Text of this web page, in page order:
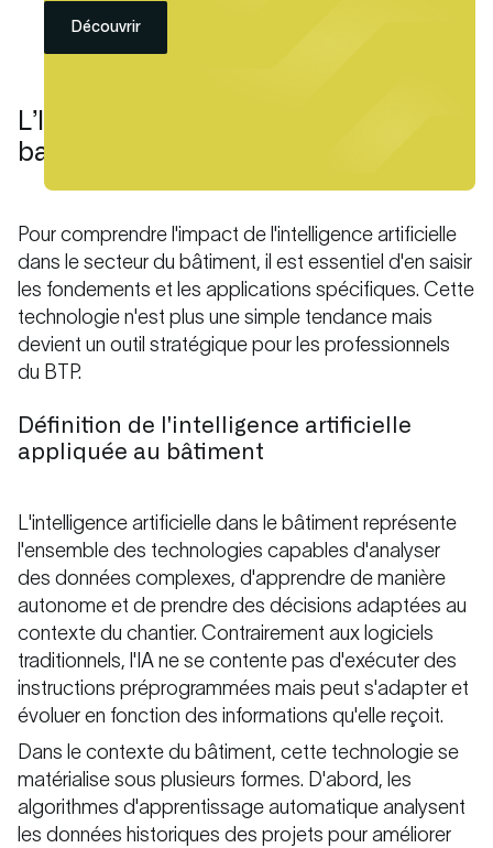
Découvrir
L’IA dans le BTP : comprendre les
bases
Pour comprendre l'impact de l'intelligence artificielle
dans le secteur du bâtiment, il est essentiel d'en saisir
les fondements et les applications spécifiques. Cette
technologie n'est plus une simple tendance mais
devient un outil stratégique pour les professionnels
du BTP.
Définition de l'intelligence artificielle
appliquée au bâtiment
L'intelligence artificielle dans le bâtiment représente
l'ensemble des technologies capables d'analyser
des données complexes, d'apprendre de manière
autonome et de prendre des décisions adaptées au
contexte du chantier. Contrairement aux logiciels
traditionnels, l'IA ne se contente pas d'exécuter des
instructions préprogrammées mais peut s'adapter et
évoluer en fonction des informations qu'elle reçoit.
Dans le contexte du bâtiment, cette technologie se
matérialise sous plusieurs formes. D'abord, les
algorithmes d'apprentissage automatique analysent
les données historiques des projets pour améliorer